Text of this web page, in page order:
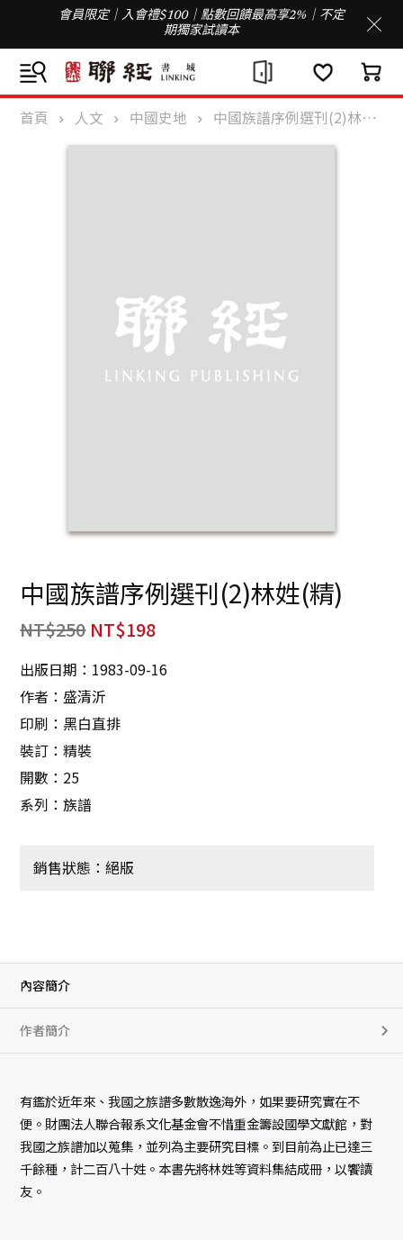
會員限定｜入會禮$100｜點數回饋最高享2%｜不定
期獨家試讀本
首頁 人文 中國史地 中國族譜序例選刊(2)林姓(精)
中國族譜序例選刊(2)林姓(精)
NT$250 NT$198
出版日期：1983-09-16
作者：盛清沂
印刷：黑白直排
裝訂：精裝
開數：25
系列：族譜
銷售狀態：絕版
內容簡介
作者簡介
有鑑於近年來、我國之族譜多數散逸海外，如果要研究實在不
便。財團法人聯合報系文化基金會不惜重金籌設國學文獻館，對
我國之族譜加以蒐集，並列為主要研究目標。到目前為止已達三
千餘種，計二百八十姓。本書先將林姓等資料集結成冊，以饗讀
友。